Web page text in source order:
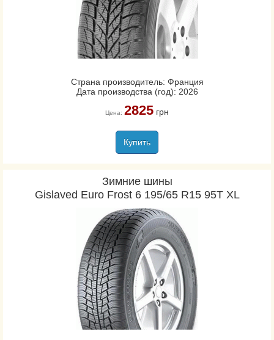
Страна производитель: Франция
Дата производства (год): 2026
Цена: 2825грн
Купить
Зимние шины
Gislaved Euro Frost 6 195/65 R15 95T XL